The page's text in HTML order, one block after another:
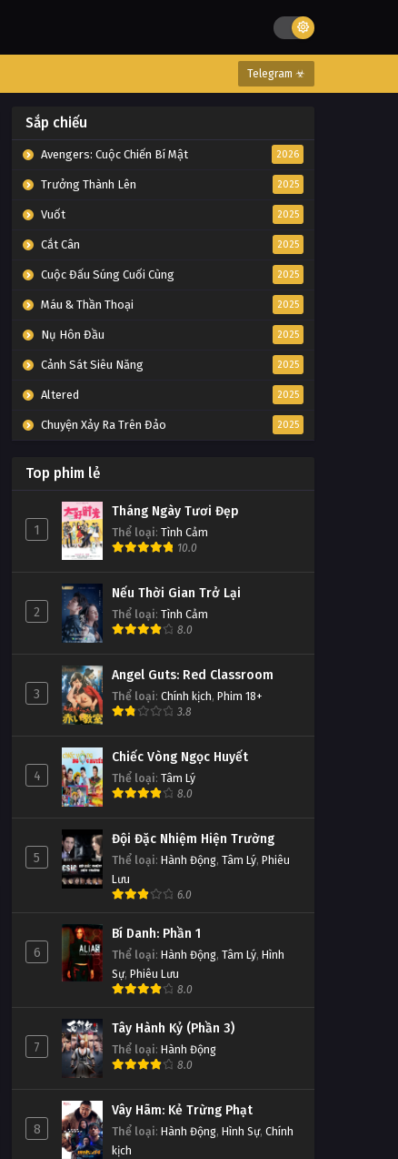
Telegram ☣
Sắp chiếu
Avengers: Cuộc Chiến Bí Mật 2026
Trưởng Thành Lên 2025
Vuốt 2025
Cắt Cân 2025
Cuộc Đấu Súng Cuối Cùng 2025
Máu & Thần Thoại 2025
Nụ Hôn Đầu 2025
Cảnh Sát Siêu Năng 2025
Altered 2025
Chuyện Xảy Ra Trên Đảo 2025
Top phim lẻ
1
Tháng Ngày Tươi Đẹp
Thể loại: Tình Cảm
10.0
2
Nếu Thời Gian Trở Lại
Thể loại: Tình Cảm
8.0
3
Angel Guts: Red Classroom
Thể loại: Chính kịch, Phim 18+
3.8
4
Chiếc Vòng Ngọc Huyết
Thể loại: Tâm Lý
8.0
5
Đội Đặc Nhiệm Hiện Trường
Thể loại: Hành Động, Tâm Lý, Phiêu
Lưu
6.0
6
Bí Danh: Phần 1
Thể loại: Hành Động, Tâm Lý, Hình
Sự, Phiêu Lưu
8.0
7
Tây Hành Kỷ (Phần 3)
Thể loại: Hành Động
8.0
8
Vây Hãm: Kẻ Trừng Phạt
Thể loại: Hành Động, Hình Sự, Chính
kịch